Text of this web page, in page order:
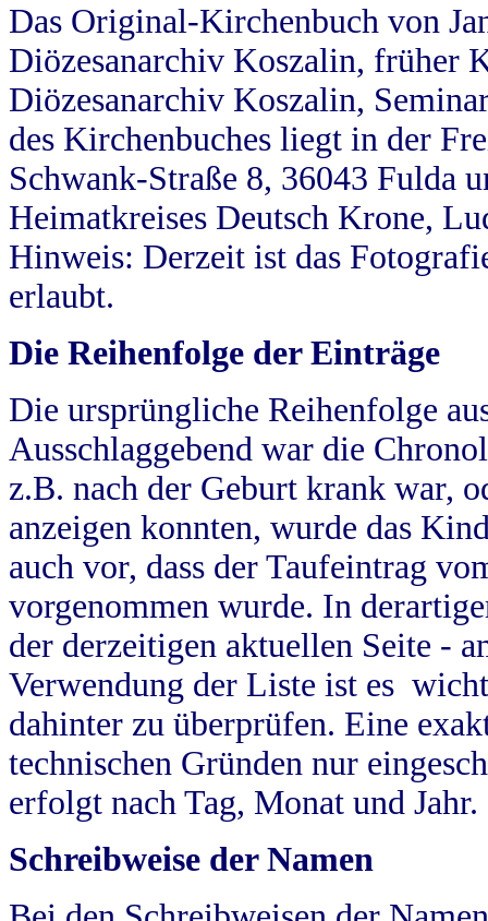
Das Original-Kirchenbuch von
Diözesanarchiv Koszalin, früher
Diözesanarchiv Koszalin,
des Kirchenbuches liegt in der
Schwank-Straße 8, 36043 Fulda
Heimatkreises Deutsch Krone,
Hinweis: Derzeit ist das
erlaubt.
Die Reihenfolge der Einträge
Die ursprüngliche Reihenfolge
Ausschlaggebend war die
z.B. nach der Geburt krank war,
anzeigen konnten, wurde das
auch vor, dass der Taufeintrag
vorgenommen wurde. In
der derzeitigen aktuellen Seite -
Verwendung der Liste ist es
dahinter zu überprüfen. Eine
technischen Gründen nur
erfolgt nach Tag, Monat und Jahr.
Schreibweise der Namen